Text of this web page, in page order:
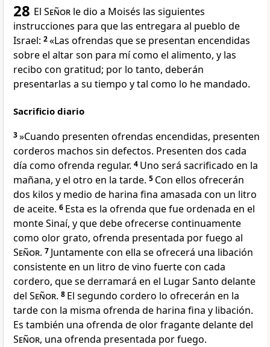
28 El Señor le dio a Moisés las siguientes
instrucciones para que las entregara al pueblo de
Israel: 2«Las ofrendas que se presentan encendidas
sobre el altar son para mí como el alimento, y las
recibo con gratitud; por lo tanto, deberán
presentarlas a su tiempo y tal como lo he mandado.
Sacrificio diario
3»Cuando presenten ofrendas encendidas, presenten
corderos machos sin defectos. Presenten dos cada
día como ofrenda regular. 4 Uno será sacrificado en la
mañana, y el otro en la tarde. 5 Con ellos ofrecerán
dos kilos y medio de harina fina amasada con un litro
de aceite. 6 Esta es la ofrenda que fue ordenada en el
monte Sinaí, y que debe ofrecerse continuamente
como olor grato, ofrenda presentada por fuego al
Señor. 7 Juntamente con ella se ofrecerá una libación
consistente en un litro de vino fuerte con cada
cordero, que se derramará en el Lugar Santo delante
del Señor. 8 El segundo cordero lo ofrecerán en la
tarde con la misma ofrenda de harina fina y libación.
Es también una ofrenda de olor fragante delante del
Señor, una ofrenda presentada por fuego.